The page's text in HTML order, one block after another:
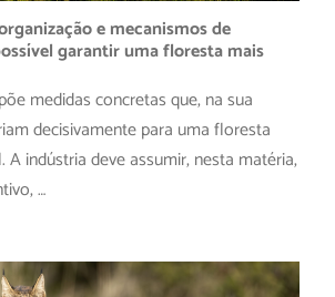
e mecanismos de
garantir uma floresta mais
medidas concretas que, na sua
decisivamente para uma floresta
A indústria deve assumir, nesta matéria,
…